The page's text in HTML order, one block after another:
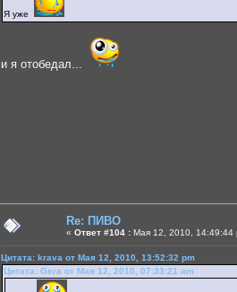
Я уже
и я отобедал...
Re: ПИВО
« Ответ #104 : Мая 12, 2010, 14:49:44
Цитата: krava от Мая 12, 2010, 13:52:32 pm
Цитата: Gera от Мая 12, 2010, 07:33:21 am